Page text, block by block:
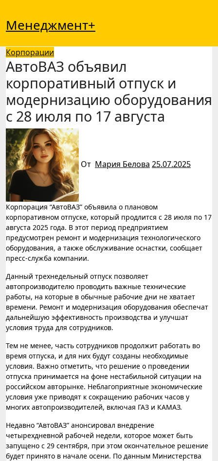
содержимому
Менеджмент+
Корпорации
АвтоВАЗ объявил
корпоративный отпуск и
модернизацию оборудования
с 28 июля по 17 августа
От Мария Белова 25.07.2025
Корпорация “АвтоВАЗ” объявила о плановом
корпоративном отпуске, который продлится с 28 июля по 17
августа 2025 года. В этот период предприятием
предусмотрен ремонт и модернизация технологического
оборудования, а также обслуживание оснастки, сообщает
пресс-служба компании.
Данный трехнедельный отпуск позволяет
автопроизводителю проводить важные технические
работы, на которые в обычные рабочие дни не хватает
времени. Ремонт и модернизация оборудования обеспечат
дальнейшую эффективность производства и улучшат
условия труда для сотрудников.
Тем не менее, часть сотрудников продолжит работать во
время отпуска, и для них будут созданы необходимые
условия. Важно отметить, что решение о проведении
отпуска принимается на фоне нестабильной ситуации на
российском авторынке. Неблагоприятные экономические
условия уже приводят к сокращению рабочих часов у
многих автопроизводителей, включая ГАЗ и КАМАЗ.
Недавно “АвтоВАЗ” анонсировал внедрение
четырехдневной рабочей недели, которое может быть
запущено с 29 сентября, при этом окончательное решение
будет принято в начале осени. По данным Министерства